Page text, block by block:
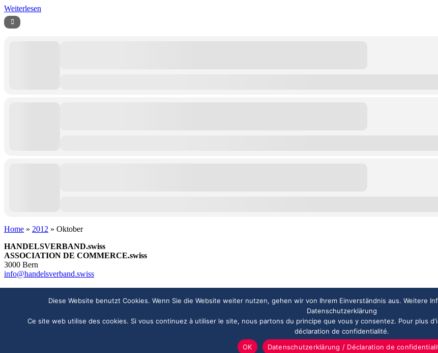
Weiterlesen
Home » 2012 » Oktober
HANDELSVERBAND.swiss
ASSOCIATION DE COMMERCE.swiss
3000 Bern
info@handelsverband.swiss
Datenschutzerklärung
Kontakt
Diese Website benutzt Cookies. Wenn Sie die Website weiter nutzen, gehen wir von Ihrem Einverständnis aus. Weitere
Datenschutzerklärung
Ce site web utilise des cookies. Si vous continuez à utiliser le site, nous partons du principe que vous y consentez. Pour plus
déclaration de confidentialité.
OK
Datenschutzerklärung / Déclaration de